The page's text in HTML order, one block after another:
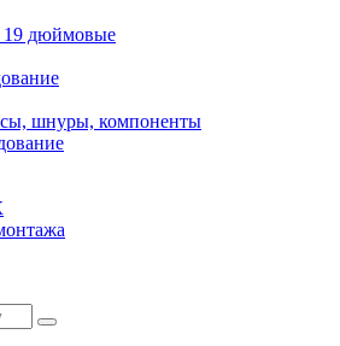
дюймовые
шнуры, компоненты